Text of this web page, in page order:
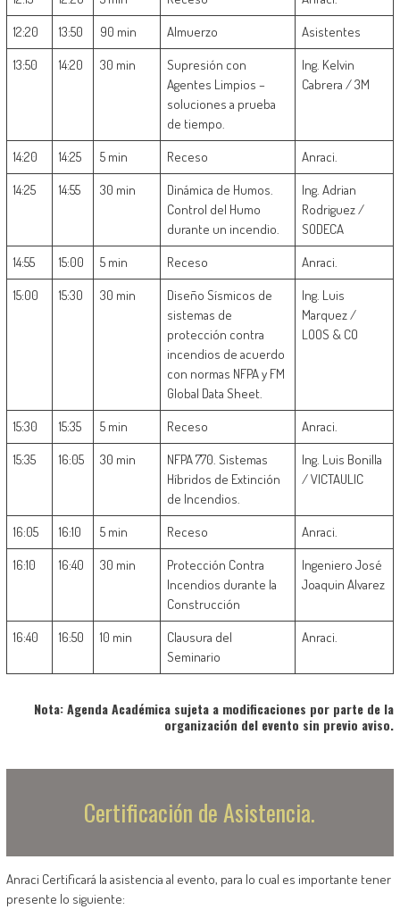
12:20
13:50 90 min Almuerzo
Asistentes
13:50
14:20 30 min
Supresión con
Agentes Limpios –
soluciones a prueba
de tiempo.
Ing. Kelvin
Cabrera / 3M
14:20 14:25 5 min Receso
Anraci.
14:25
14:55 30 min
Dinámica de Humos.
Control del Humo
durante un incendio.
Ing. Adrian
Rodriguez /
SODECA
14:55
15:00 5 min Receso
Anraci.
15:00
15:30 30 min
Diseño Sísmicos de
sistemas de
protección contra
incendios de acuerdo
con normas NFPA y FM
Global Data Sheet.
Ing. Luis
Marquez /
LOOS & CO
15:30 15:35 5 min Receso
Anraci.
15:35
16:05 30 min
NFPA 770. Sistemas
Híbridos de Extinción
de Incendios.
Ing. Luis Bonilla
/ VICTAULIC
16:05 16:10 5 min Receso
Anraci.
16:10
16:40 30 min
Protección Contra
Incendios durante la
Construcción
Ingeniero José
Joaquin Alvarez
16:40 16:50 10 min
Clausura del
Seminario
Anraci.
Nota: Agenda Académica sujeta a modificaciones por parte de la
organización del evento sin previo aviso.
Certificación de Asistencia.
Anraci Certificará la asistencia al evento, para lo cual es importante tener
presente lo siguiente: